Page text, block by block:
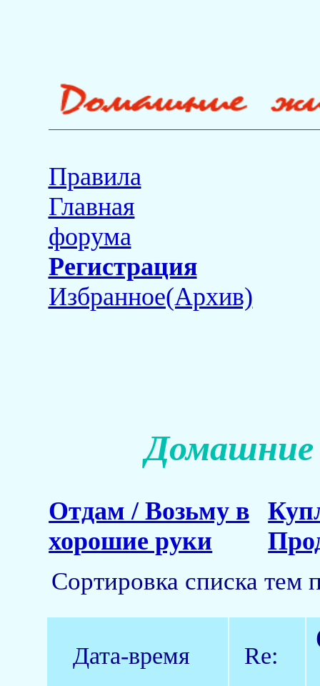
Правила
Главная
форума
Регистрация
Избранное(Архив)
Отдам / Возьму в
хорошие руки
Сортировка списка тем
Дата-время Re: